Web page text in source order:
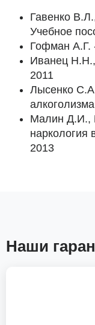
Гавенко
Учебное
Гофман А.Г.
Иванец
2011
Лысенко
Малин Д.И.,
наркология
2013
Наши